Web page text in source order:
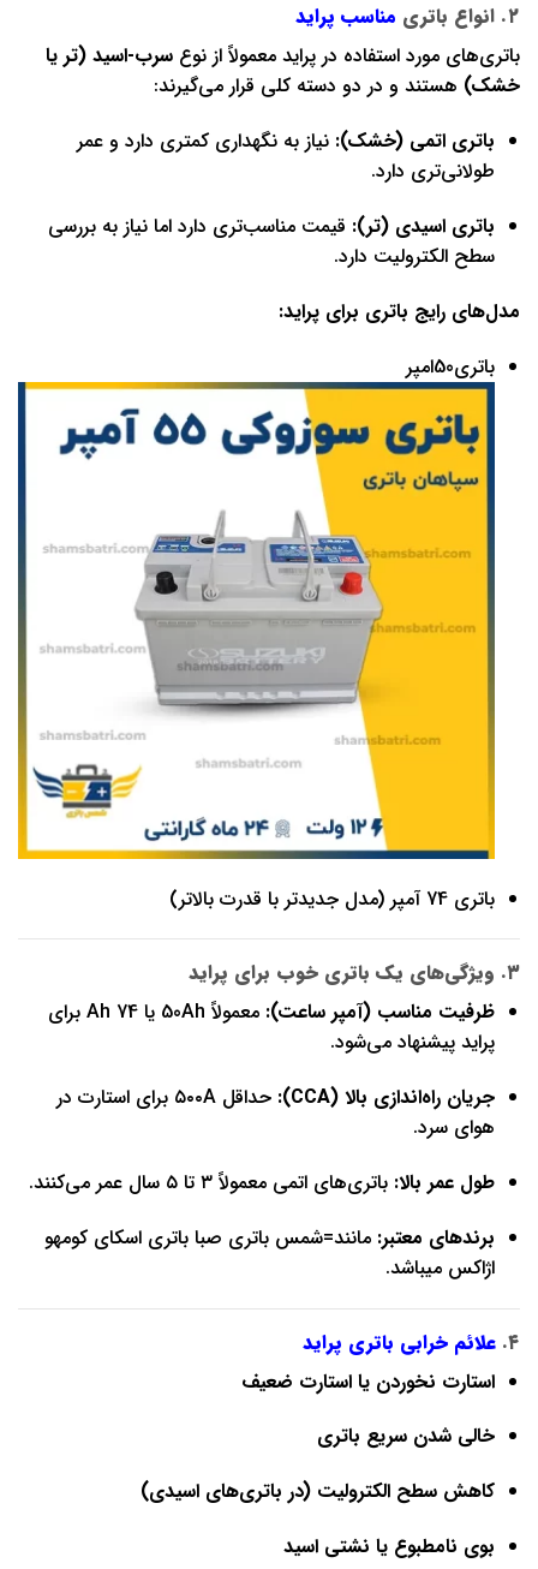
۲. انواع باتری
مناسب پراید
باتری‌های مورد استفاده در پراید معمولاً از نوع سرب-اسید (تر یا
خشک) هستند و در دو دسته کلی قرار می‌گیرند:
باتری اتمی (خشک): نیاز به نگهداری کمتری دارد و عمر
طولانی‌تری دارد.
باتری اسیدی (تر): قیمت مناسب‌تری دارد اما نیاز به بررسی
سطح الکترولیت دارد.
مدل‌های رایج باتری برای پراید:
باتری50امپر
باتری 74 آمپر (مدل جدیدتر با قدرت بالاتر)
۳. ویژگی‌های یک باتری خوب برای پراید
ظرفیت مناسب (آمپر ساعت):
معمولاً 50Ah یا 74 Ah برای
پراید پیشنهاد می‌شود.
جریان راه‌اندازی بالا (CCA):
حداقل ۵۰۰A برای استارت در
هوای سرد.
طول عمر بالا: باتری‌های اتمی معمولاً ۳ تا ۵ سال عمر می‌کنند.
برندهای معتبر: مانند=شمس باتری صبا باتری اسکای کومهو
اژاکس میباشد.
۴. علائم خرابی باتری پراید
استارت نخوردن یا استارت ضعیف
خالی شدن سریع باتری
کاهش سطح الکترولیت (در باتری‌های اسیدی)
بوی نامطبوع یا نشتی اسید